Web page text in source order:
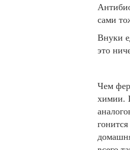
сами
Внуки
это
Чем
химии.